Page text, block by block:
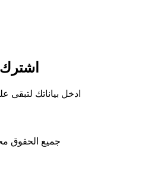
اشترك
ادخل بياناتك
جميع الحقوق